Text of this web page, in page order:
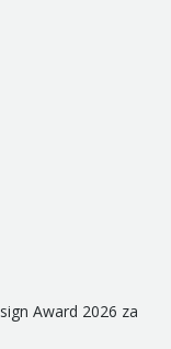
Award 2026 za